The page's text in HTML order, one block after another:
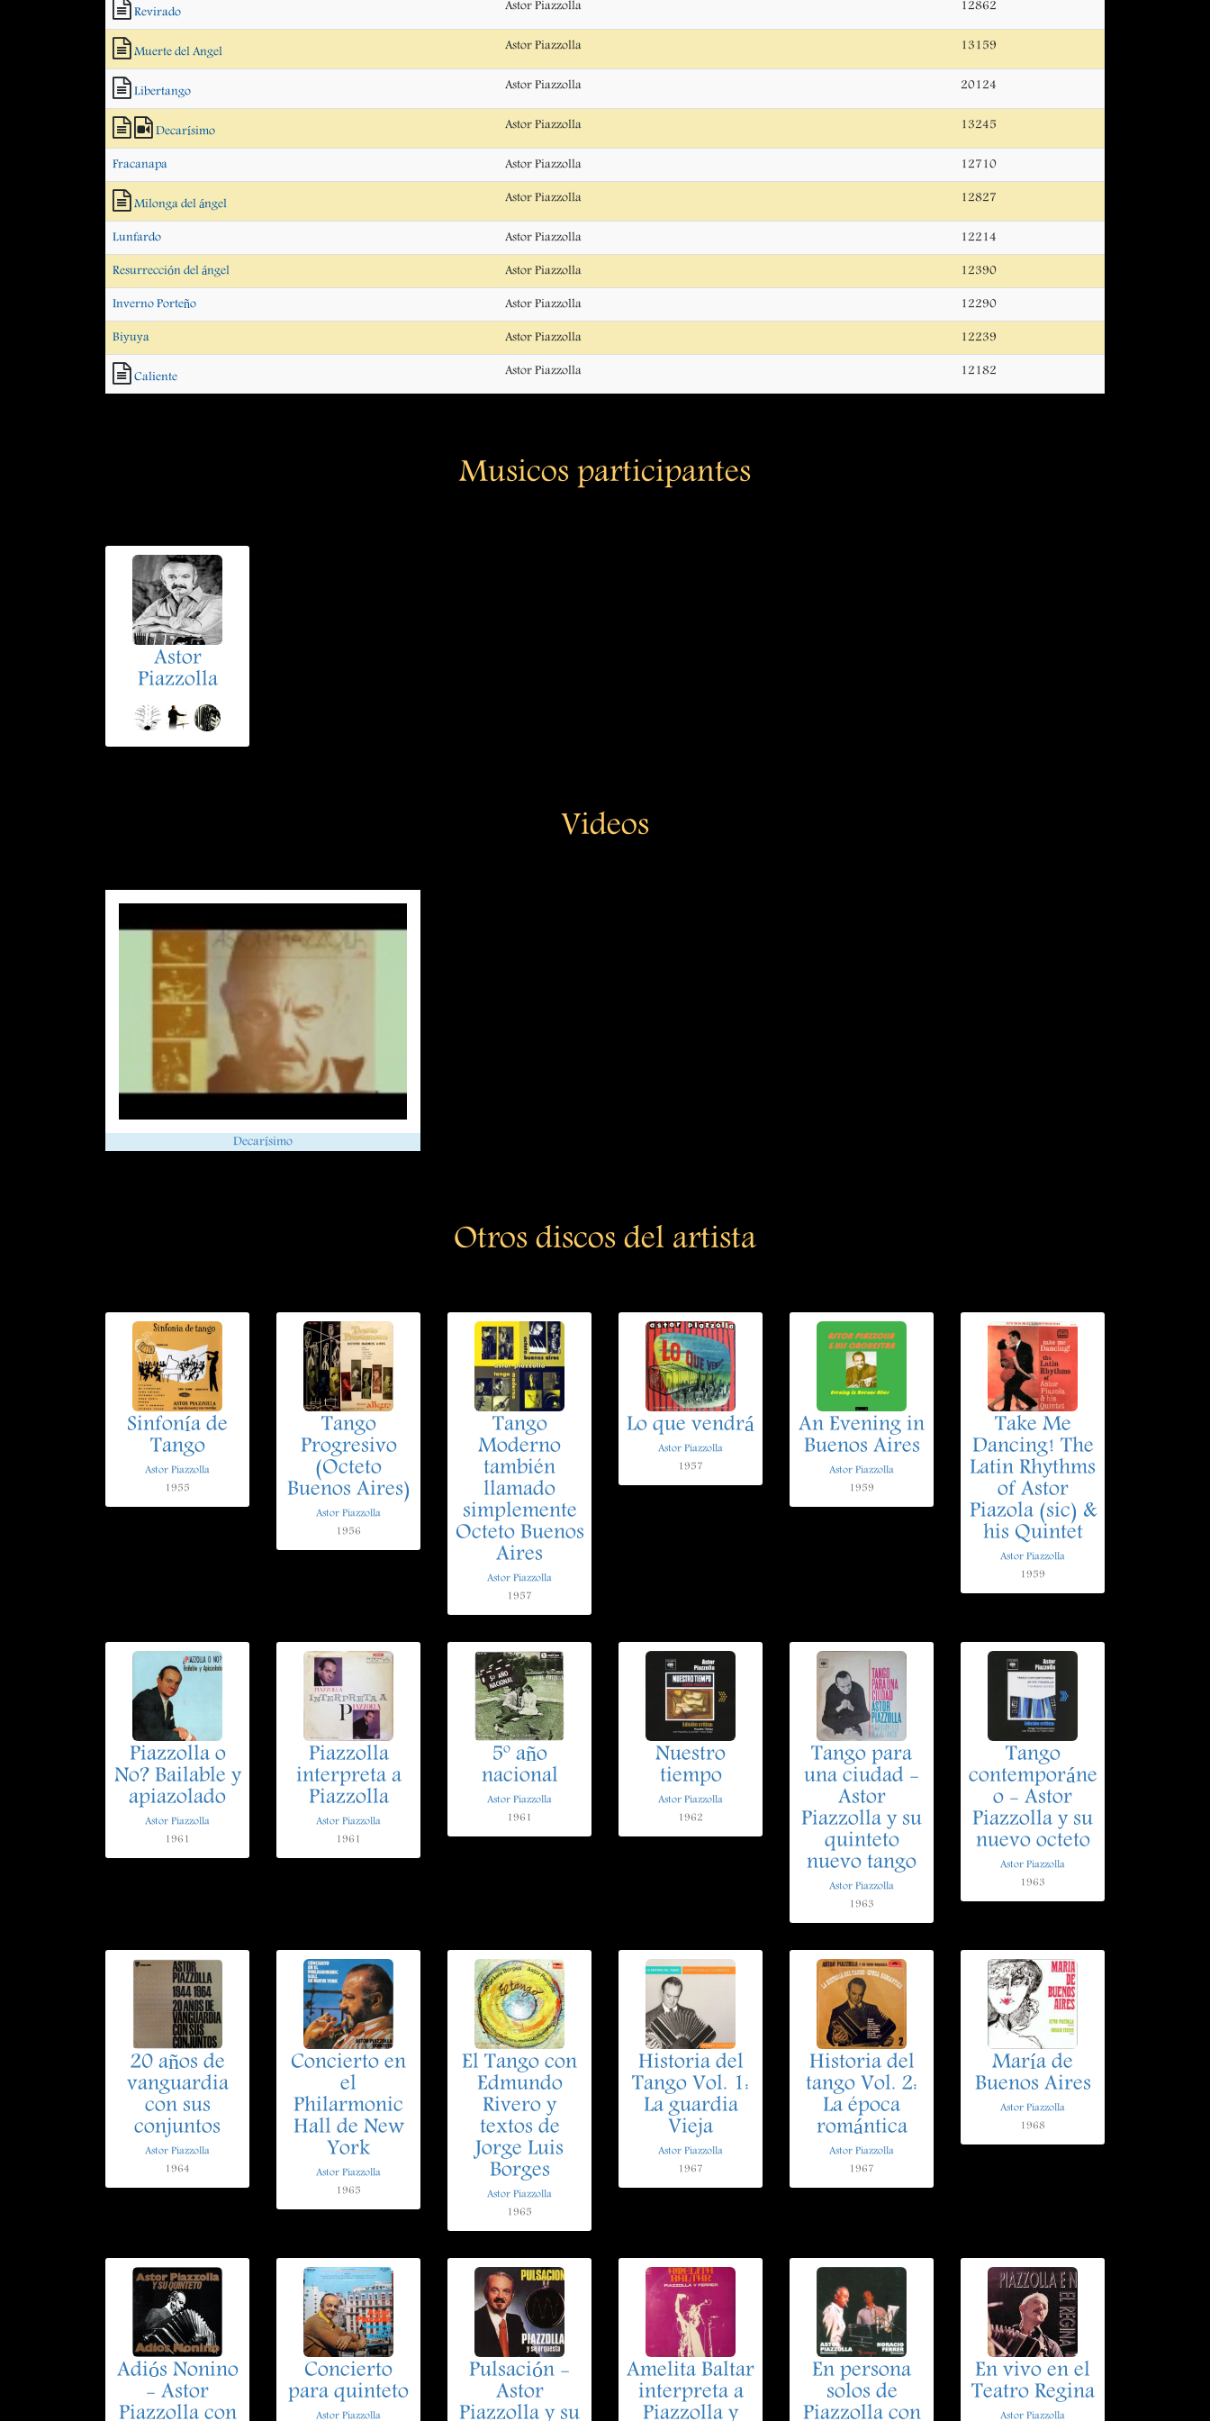
Revirado Astor Piazzolla 12862
Muerte del Angel Astor Piazzolla 13159
Libertango Astor Piazzolla 20124
Decarísimo Astor Piazzolla 13245
Fracanapa Astor Piazzolla 12710
Milonga del ángel Astor Piazzolla 12827
Lunfardo Astor Piazzolla 12214
Resurrección del ángel Astor Piazzolla 12390
Inverno Porteño Astor Piazzolla 12290
Biyuya Astor Piazzolla 12239
Caliente Astor Piazzolla 12182
Musicos participantes
Astor
Piazzolla
Videos
Decarísimo
Otros discos del artista
Sinfonía de
Tango
Astor Piazzolla
1955
Tango
Progresivo
(Octeto
Buenos Aires)
Astor Piazzolla
1956
Tango
Moderno
también
llamado
simplemente
Octeto Buenos
Aires
Astor Piazzolla
1957
Lo que vendrá
Astor Piazzolla
1957
An Evening in
Buenos Aires
Astor Piazzolla
1959
Take Me
Dancing! The
Latin Rhythms
of Astor
Piazola (sic) &
his Quintet
Astor Piazzolla
1959
Piazzolla o
No? Bailable y
apiazolado
Astor Piazzolla
1961
Piazzolla
interpreta a
Piazzolla
Astor Piazzolla
1961
5º año
nacional
Astor Piazzolla
1961
Nuestro
tiempo
Astor Piazzolla
1962
Tango para
una ciudad -
Astor
Piazzolla y su
quinteto
nuevo tango
Astor Piazzolla
1963
Tango
contemporáne
o - Astor
Piazzolla y su
nuevo octeto
Astor Piazzolla
1963
20 años de
vanguardia
con sus
conjuntos
Astor Piazzolla
1964
Concierto en
el
Philarmonic
Hall de New
York
Astor Piazzolla
1965
El Tango con
Edmundo
Rivero y
textos de
Jorge Luis
Borges
Astor Piazzolla
1965
Historia del
Tango Vol. 1:
La guardia
Vieja
Astor Piazzolla
1967
Historia del
tango Vol. 2:
La época
romántica
Astor Piazzolla
1967
María de
Buenos Aires
Astor Piazzolla
1968
Adiós Nonino
- Astor
Piazzolla con
Concierto
para quinteto
Astor Piazzolla
Pulsación -
Astor
Piazzolla y su
Amelita Baltar
interpreta a
Piazzolla y
En persona
solos de
Piazzolla con
En vivo en el
Teatro Regina
Astor Piazzolla